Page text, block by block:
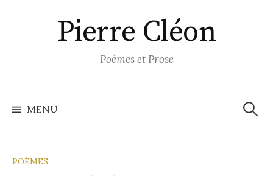
Pierre Cléon
Poèmes et Prose
MENU
POÈMES